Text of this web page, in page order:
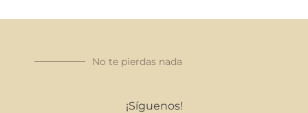
No te pierdas nada
¡Síguenos!